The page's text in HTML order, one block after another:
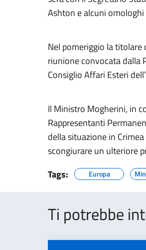
Ashton e alcuni omologhi
Nel pomeriggio la titolare
riunione convocata dalla
Consiglio Affari Esteri
Il Ministro Mogherini, in
Rappresentanti
della situazione in
scongiurare un ulteriore
Tags:
Europa
Ti potrebbe